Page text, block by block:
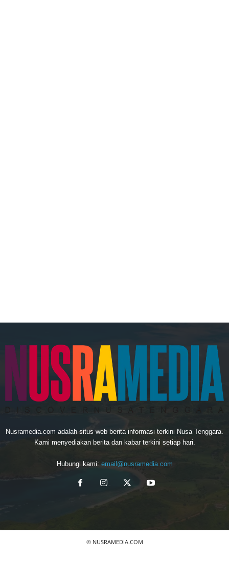
Nusramedia.com adalah situs web berita informasi terkini Nusa Tenggara.
Kami menyediakan berita dan kabar terkini setiap hari.
Hubungi kami: email@nusramedia.com
© NUSRAMEDIA.COM